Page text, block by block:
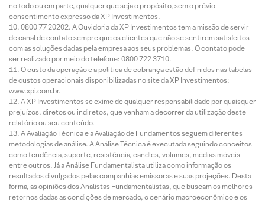
no todo ou em parte, qualquer que seja o propósito, sem o prévio
consentimento expresso da XP Investimentos.
0800 77 20202. A Ouvidoria da XP Investimentos tem a missão de servir
de canal de contato sempre que os clientes que não se sentirem satisfeitos
com as soluções dadas pela empresa aos seus problemas. O contato pode
ser realizado por meio do telefone: 0800 722 3710.
O custo da operação e a política de cobrança estão definidos nas tabelas
de custos operacionais disponibilizadas no site da XP Investimentos:
www.xpi.com.br.
A XP Investimentos se exime de qualquer responsabilidade por quaisquer
prejuízos, diretos ou indiretos, que venham a decorrer da utilização deste
relatório ou seu conteúdo.
A Avaliação Técnica e a Avaliação de Fundamentos seguem diferentes
metodologias de análise. A Análise Técnica é executada seguindo conceitos
como tendência, suporte, resistência, candles, volumes, médias móveis
entre outros. Já a Análise Fundamentalista utiliza como informação os
resultados divulgados pelas companhias emissoras e suas projeções. Desta
forma, as opiniões dos Analistas Fundamentalistas, que buscam os melhores
retornos dadas as condições de mercado, o cenário macroeconômico e os